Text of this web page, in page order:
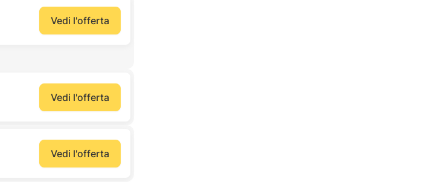
Vedi l'offerta
Vedi l'offerta
Vedi l'offerta